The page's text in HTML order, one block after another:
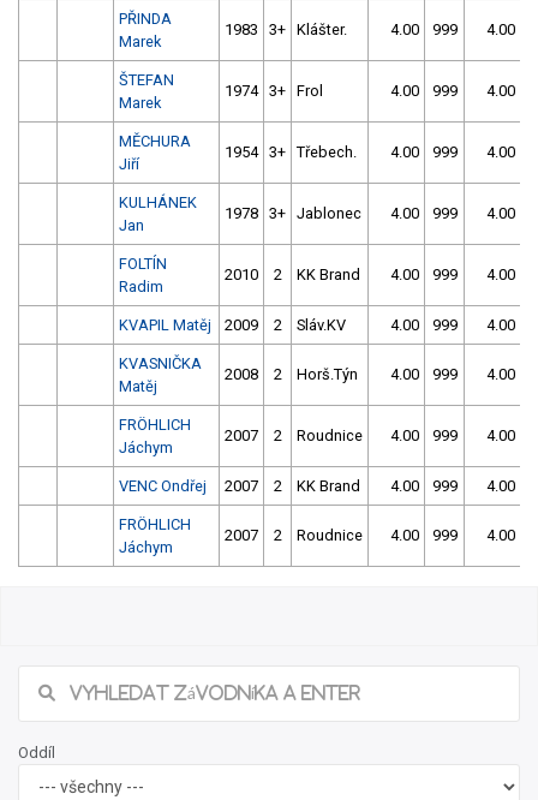
PŘINDA
Marek
1983 3+ Klášter. 4.00 999 4.00
ŠTEFAN
Marek
1974 3+ Frol 4.00 999 4.00
MĚCHURA
Jiří
1954 3+ Třebech. 4.00 999 4.00
KULHÁNEK
Jan
1978 3+ Jablonec 4.00 999 4.00
FOLTÍN
Radim
2010 2 KK Brand 4.00 999 4.00
KVAPIL Matěj 2009 2 Sláv.KV 4.00 999 4.00
KVASNIČKA
Matěj
2008 2 Horš.Týn 4.00 999 4.00
FRÖHLICH
Jáchym
2007 2 Roudnice 4.00 999 4.00
VENC Ondřej 2007 2 KK Brand 4.00 999 4.00
FRÖHLICH
Jáchym
2007 2 Roudnice 4.00 999 4.00
Oddíl